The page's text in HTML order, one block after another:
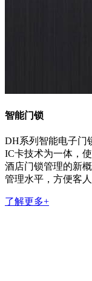
智能门锁
DH系列智能电子门
IC卡技术为一体，
酒店门锁管理的新
管理水平，方便客
了解更多+